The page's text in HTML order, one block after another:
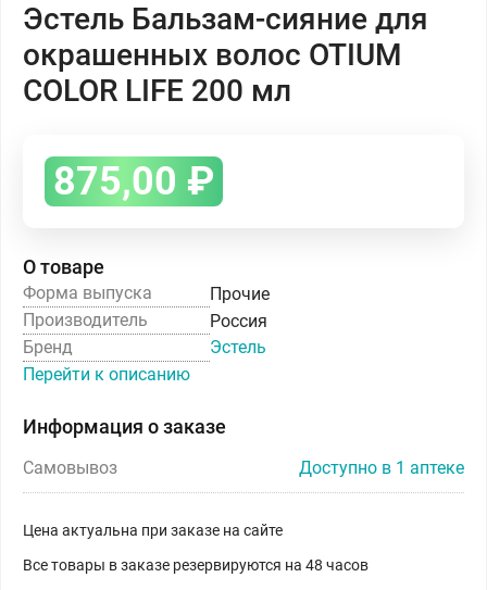
Эстель Бальзам-сияние для
окрашенных волос OTIUM
COLOR LIFE 200 мл
875,00 ₽
О товаре
Форма выпуска
Прочие
Производитель
Россия
Бренд
Эстель
Перейти к описанию
Информация о заказе
Самовывоз Доступно в 1 аптеке
Цена актуальна при заказе на сайте
Все товары в заказе резервируются на 48 часов